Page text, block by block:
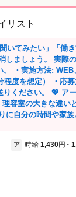
リスト
いてみたい」「働き
・実施方法:
度を想定） ・応
ネイチャーが選ばれ
容室の大きな違い
に自分の時間や家
アワード』にて「
企業ならではの働
予約枠に沿ってスケ
間勤務できていま
ア 時給 1,430円 ~